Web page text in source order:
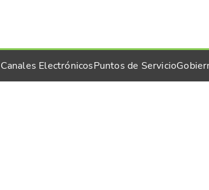
Canales ElectrónicosPuntos de Servicio